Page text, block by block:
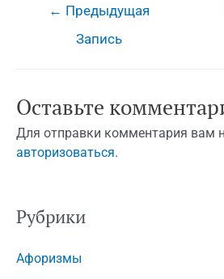
Навигация
← Предыдущая
Запись
Оставьте
Для отправки комментария вам
авторизоваться.
Рубрики
Афоризмы